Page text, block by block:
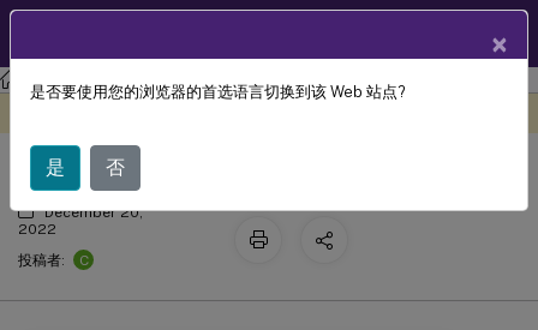
Session Recording Session Recording 2210
安装过程中测试与数据库的连接失败
December 20,
2022
投稿者:
C
×
是否要使用您的浏览器的首选语言切换到该 Web 站点?
是 否